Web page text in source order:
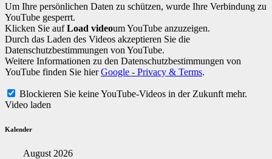
Um Ihre persönlichen Daten zu schützen, wurde Ihre Verbindung zu
YouTube gesperrt.
Klicken Sie aufLoad videoum YouTube anzuzeigen.
Durch das Laden des Videos akzeptieren Sie die
Datenschutzbestimmungen von YouTube.
Weitere Informationen zu den Datenschutzbestimmungen von
YouTube finden Sie hierGoogle - Privacy & Terms.
Blockieren Sie keine YouTube-Videos in der Zukunft mehr.
Video laden
Kalender
August 2026